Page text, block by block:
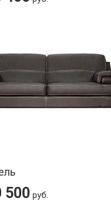
500 руб.